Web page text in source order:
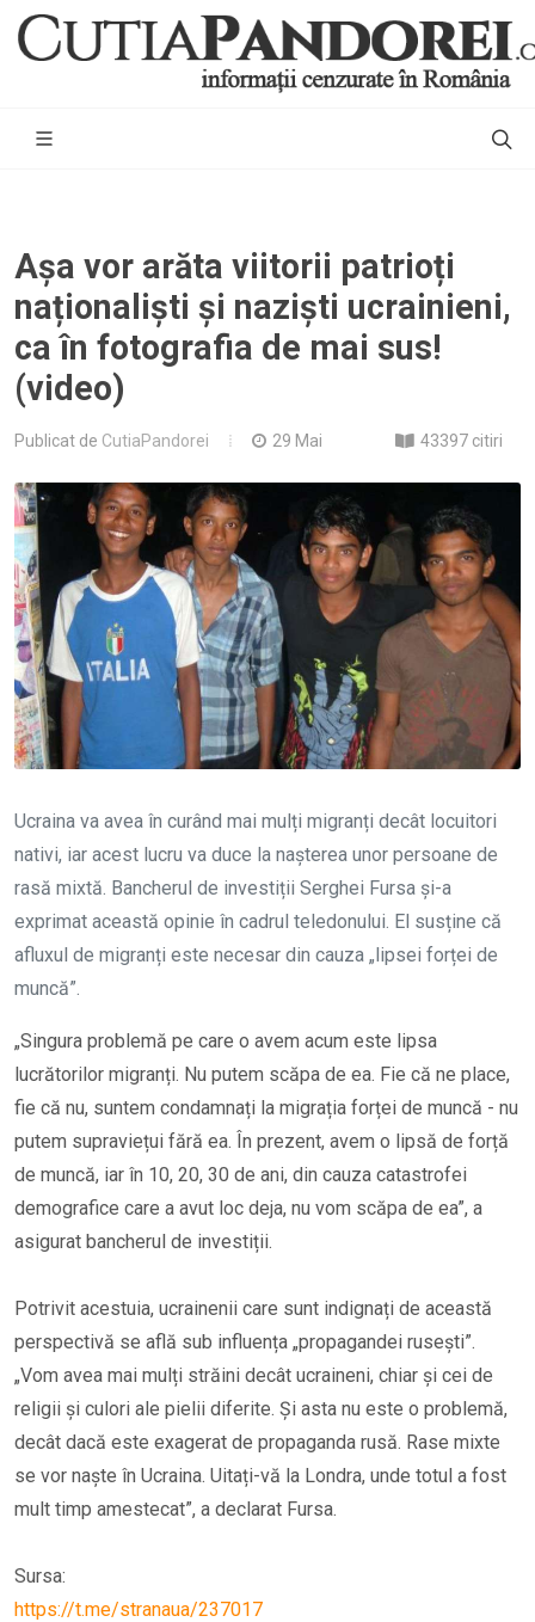
Așa vor arăta viitorii patrioți
naționaliști și naziști ucrainieni,
ca în fotografia de mai sus!
(video)
Publicat de CutiaPandorei 29 Mai 43397 citiri
Ucraina va avea în curând mai mulți migranți decât locuitori
nativi, iar acest lucru va duce la nașterea unor persoane de
rasă mixtă. Bancherul de investiții Serghei Fursa și-a
exprimat această opinie în cadrul teledonului. El susține că
afluxul de migranți este necesar din cauza „lipsei forței de
muncă”.
„Singura problemă pe care o avem acum este lipsa
lucrătorilor migranți. Nu putem scăpa de ea. Fie că ne place,
fie că nu, suntem condamnați la migrația forței de muncă - nu
putem supraviețui fără ea. În prezent, avem o lipsă de forță
de muncă, iar în 10, 20, 30 de ani, din cauza catastrofei
demografice care a avut loc deja, nu vom scăpa de ea”, a
asigurat bancherul de investiții.
Potrivit acestuia, ucrainenii care sunt indignați de această
perspectivă se află sub influența „propagandei rusești”.
„Vom avea mai mulți străini decât ucraineni, chiar și cei de
religii și culori ale pielii diferite. Și asta nu este o problemă,
decât dacă este exagerat de propaganda rusă. Rase mixte
se vor naște în Ucraina. Uitați-vă la Londra, unde totul a fost
mult timp amestecat”, a declarat Fursa.
Sursa:
https://t.me/stranaua/237017